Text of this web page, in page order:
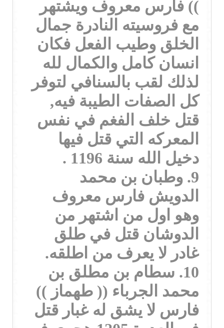
)) فارس معروف ويشتهر
مع فروسيته النادرة جمال
الخلق وطيب الفعل فكان
انسان كامل والكمال لله
لذلك لقب بالسنافي لتوفر
كل الصفات الطيبة فيه,
قتل خلف الفغم في نفس
المعركه التي قتل فيها
دخيل الله سنة 1196 .
9. وطبان بن محمد
الدويش فارس معروف
وهو اول من اشتهر من
الدوشان قتل في طلق
غادر لا يعرف من اطلقه.
10. سطام بن مطلق بن
محمد الجرباء (( طهماز ))
فارس لا يشق له غبار قتل